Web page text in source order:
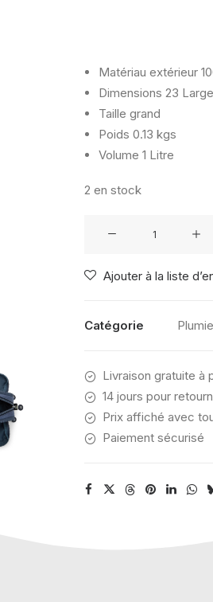
Matériau extérieur
Dimensions 23
Taille grand
Poids 0.13 kgs
Volume 1 Litre
2 en stock
GITROY
GREY
Ajouter à la liste
Catégorie
Livraison gratuite à
14 jours pour
Prix affiché avec
Paiement sécurisé